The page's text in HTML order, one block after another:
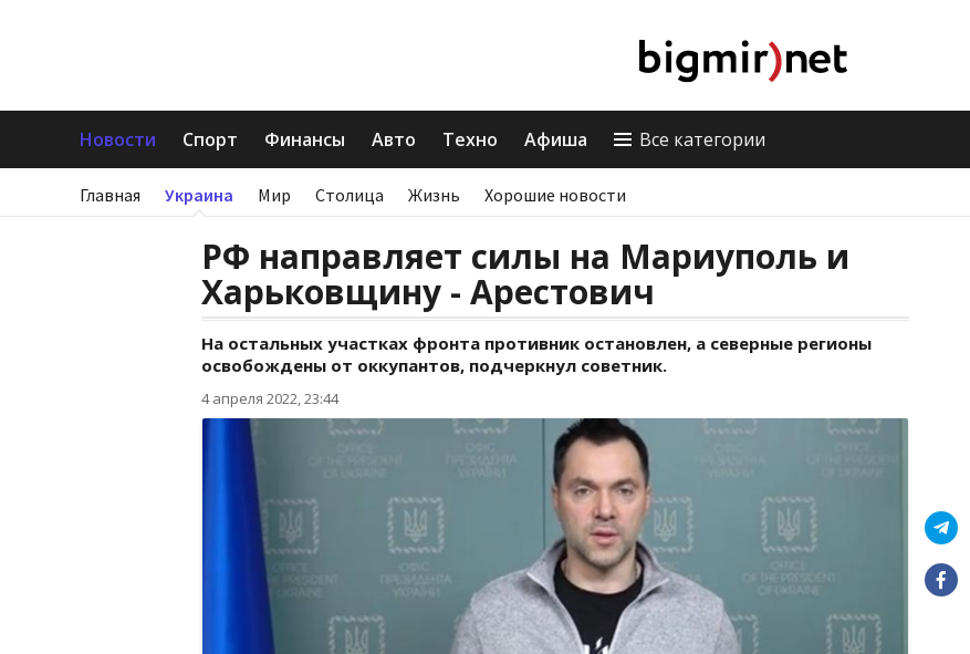
Новости Спорт Финансы Авто Техно Афиша Все категории
Главная Украина Мир Столица Жизнь Хорошие новости
РФ направляет силы на Мариуполь и
Харьковщину - Арестович
На остальных участках фронта противник остановлен, а северные регионы
освобождены от оккупантов, подчеркнул советник.
4 апреля 2022, 23:44